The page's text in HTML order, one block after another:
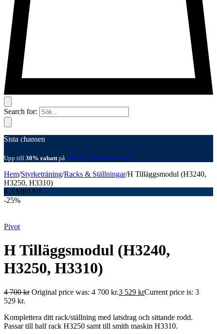
Search for:
Sista chansen
Upp till 30% rabattpå rack och kabelmaskiner!
Hem/Styrketräning/Racks & Ställningar/H Tilläggsmodul (H3240,
H3250, H3310)
KAMPANJ
-25%
Pivot
H Tilläggsmodul (H3240,
H3250, H3310)
4 700kr Original price was: 4 700 kr.3 529 krCurrent price is: 3
529 kr.
Komplettera ditt rack/ställning med latsdrag och sittande rodd.
Passar till half rack H3250 samt till smith maskin H3310.